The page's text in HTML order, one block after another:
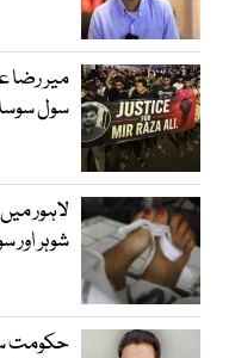
میر
سول
شوہر اور
حکومت